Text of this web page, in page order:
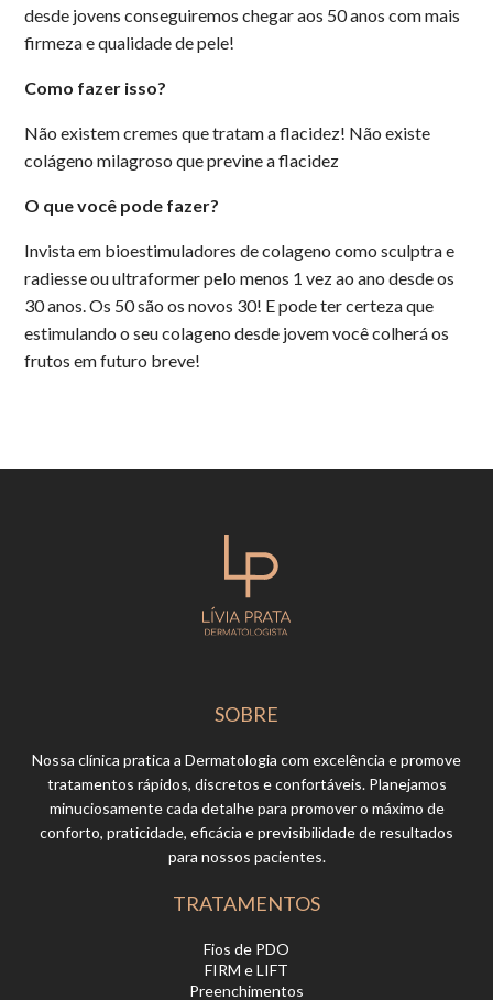
desde jovens conseguiremos chegar aos 50 anos com mais
firmeza e qualidade de pele!
Como fazer isso?
Não existem cremes que tratam a flacidez! Não existe
colágeno milagroso que previne a flacidez
O que você pode fazer?
Invista em bioestimuladores de colageno como sculptra e
radiesse ou ultraformer pelo menos 1 vez ao ano desde os
30 anos. Os 50 são os novos 30! E pode ter certeza que
estimulando o seu colageno desde jovem você colherá os
frutos em futuro breve!
SOBRE
Nossa clínica pratica a Dermatologia com excelência e promove
tratamentos rápidos, discretos e confortáveis. Planejamos
minuciosamente cada detalhe para promover o máximo de
conforto, praticidade, eficácia e previsibilidade de resultados
para nossos pacientes.
TRATAMENTOS
Fios de PDO
FIRM e LIFT
Preenchimentos